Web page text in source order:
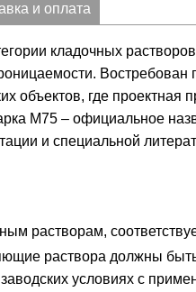
и оплата
кладочных
Востребован
объектов, где проектная
М75 – официальное
и специальной
растворам,
раствора должны
условиях с